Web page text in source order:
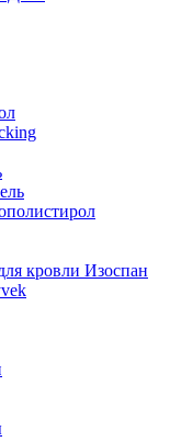
кровли Изоспан